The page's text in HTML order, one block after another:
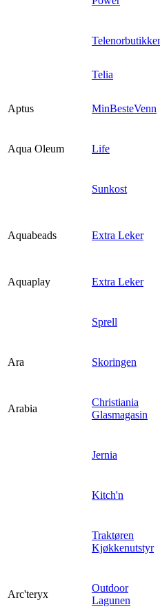
Telia
Aptus MinBesteVenn
Aqua Oleum Life
Sunkost
Aquabeads Extra Leker
Aquaplay Extra Leker
Sprell
Ara Skoringen
Arabia
Christiania
Glasmagasin
Jernia
Kitch'n
Traktøren
Kjøkkenutstyr
Arc'teryx
Outdoor
Lagunen